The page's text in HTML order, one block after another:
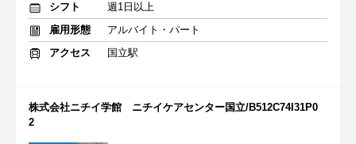
シフト
週1日以上
雇用形態
アルバイト・パート
アクセス
国立駅
株式会社ニチイ学館 ニチイケアセンター国立/B512C74I31P0
2